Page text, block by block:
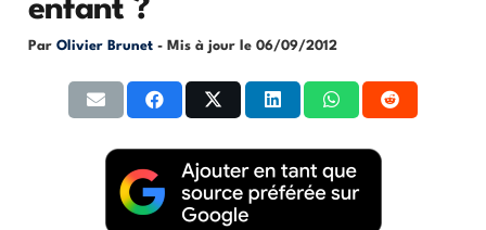
enfant ?
Par Olivier Brunet - Mis à jour le 06/09/2012